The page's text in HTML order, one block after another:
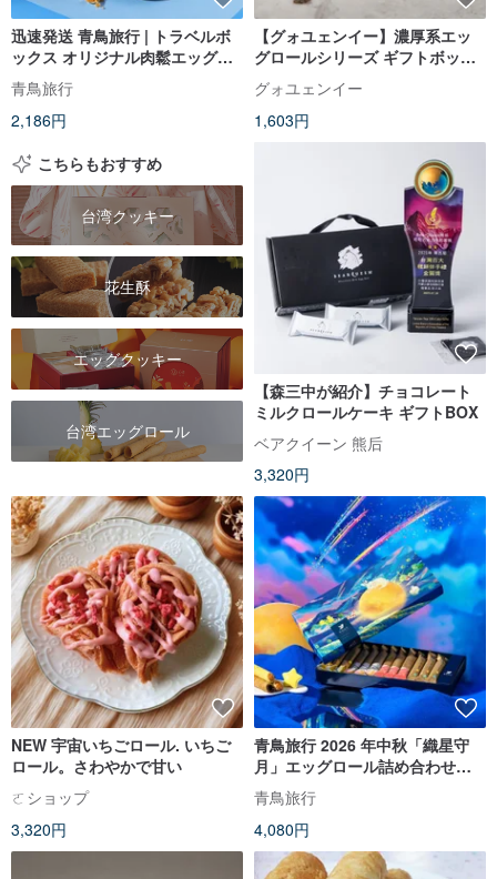
迅速発送 青鳥旅行 | トラベルボ
ックス オリジナル肉鬆エッグロ
ール 8 個入
青鳥旅行
2,186円
【グォユェンイー】濃厚系エッ
グロールシリーズ ギフトボック
ス
グォユェンイー
1,603円
こちらもおすすめ
台湾クッキー
花生酥
エッグクッキー
台湾エッグロール
【森三中が紹介】チョコレート
ミルクロールケーキ ギフトBOX
ベアクイーン 熊后
3,320円
NEW 宇宙いちごロール. いちご
ロール。さわやかで甘い
ㄛショップ
3,320円
青鳥旅行 2026 年中秋「織星守
月」エッグロール詰め合わせギ
フトボックス 12 個入り
青鳥旅行
4,080円